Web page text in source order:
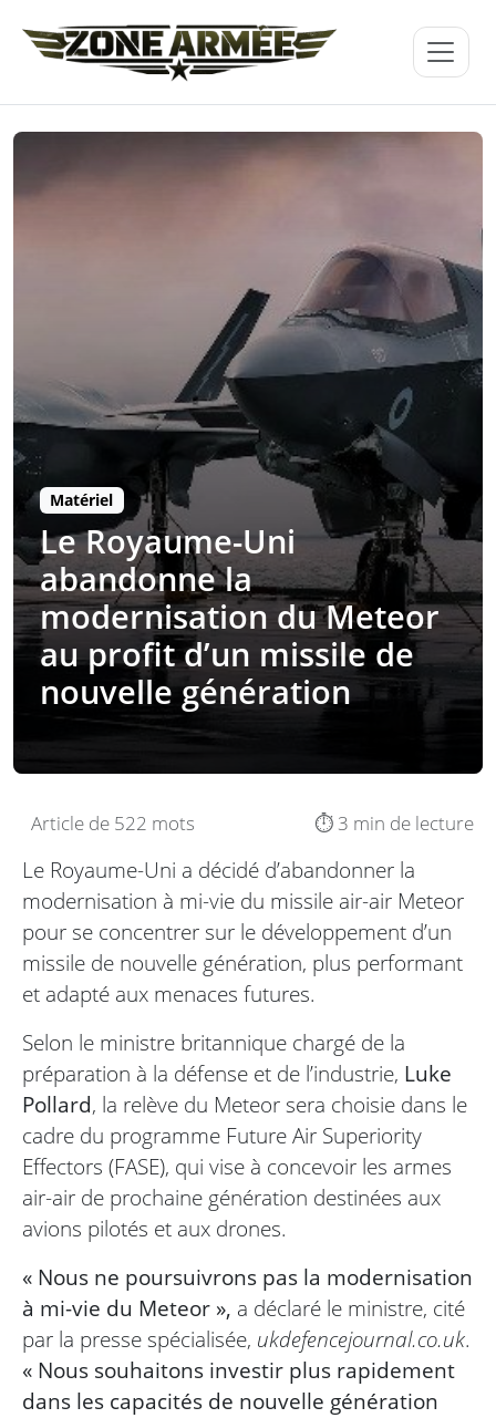
Matériel
Le Royaume-Uni
abandonne la
modernisation du Meteor
au profit d’un missile de
nouvelle génération
Article de 522 mots ⏱️ 3 min de lecture
Le Royaume-Uni a décidé d’abandonner la
modernisation à mi-vie du missile air-air Meteor
pour se concentrer sur le développement d’un
missile de nouvelle génération, plus performant
et adapté aux menaces futures.
Selon le ministre britannique chargé de la
préparation à la défense et de l’industrie, Luke
Pollard, la relève du Meteor sera choisie dans le
cadre du programme Future Air Superiority
Effectors (FASE), qui vise à concevoir les armes
air-air de prochaine génération destinées aux
avions pilotés et aux drones.
« Nous ne poursuivrons pas la modernisation
à mi-vie du Meteor », a déclaré le ministre, cité
par la presse spécialisée, ukdefencejournal.co.uk.
« Nous souhaitons investir plus rapidement
dans les capacités de nouvelle génération